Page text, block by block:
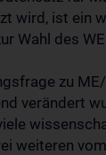
wird, ist ein
Wahl des
zu
verändert
weiteren